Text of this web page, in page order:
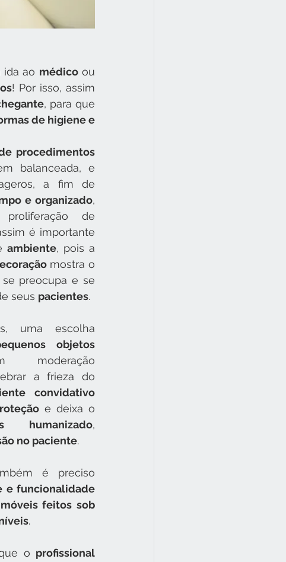
ida ao médico
! Por isso, assim
, para que
de higiene e
balanceada, e
a fim de
e organizado,
de
é importante
ambiente, pois a
mostra o
preocupa e se
seus pacientes.
uma escolha
objetos
convidativo
humanizado,
no paciente.
é preciso
e funcionalidade
móveis feitos sob
.
o profissional